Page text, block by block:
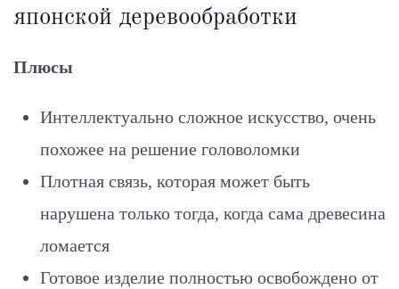
японской деревообработки
Плюсы
Интеллектуально сложное искусство, очень
похожее на решение головоломки
Плотная связь, которая может быть
нарушена только тогда, когда сама древесина
ломается
Готовое изделие полностью освобождено от